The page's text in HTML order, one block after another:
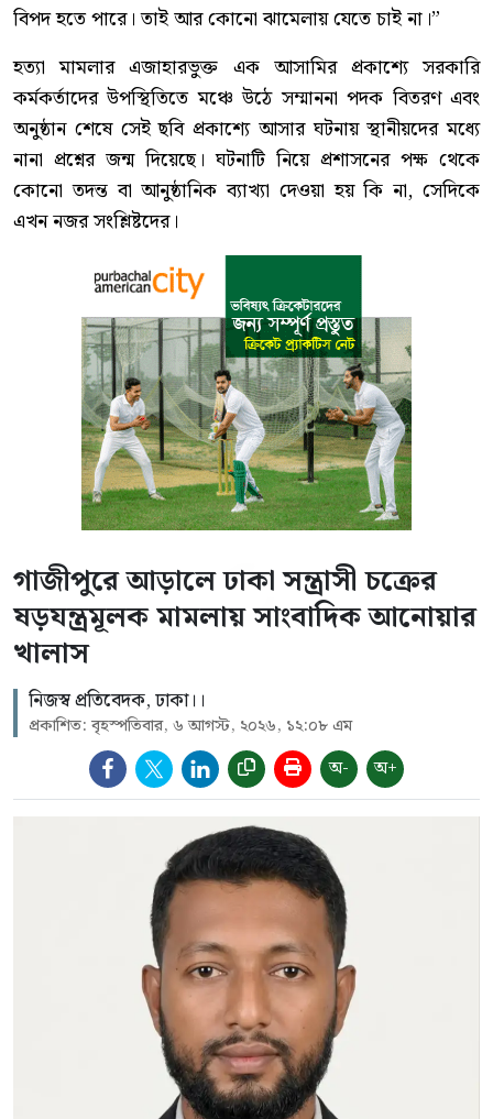
বিপদ হতে পারে। তাই আর কোনো ঝামেলায় যেতে চাই না।”
হত্যা মামলার এজাহারভুক্ত এক আসামির প্রকাশ্যে সরকারি
কর্মকর্তাদের উপস্থিতিতে মঞ্চে উঠে সম্মাননা পদক বিতরণ এবং
অনুষ্ঠান শেষে সেই ছবি প্রকাশ্যে আসার ঘটনায় স্থানীয়দের মধ্যে
নানা প্রশ্নের জন্ম দিয়েছে। ঘটনাটি নিয়ে প্রশাসনের পক্ষ থেকে
কোনো তদন্ত বা আনুষ্ঠানিক ব্যাখ্যা দেওয়া হয় কি না, সেদিকে
এখন নজর সংশ্লিষ্টদের।
গাজীপুরে আড়ালে ঢাকা সন্ত্রাসী চক্রের
ষড়যন্ত্রমূলক মামলায় সাংবাদিক আনোয়ার
খালাস
নিজস্ব প্রতিবেদক, ঢাকা।।
প্রকাশিত: বৃহস্পতিবার, ৬ আগস্ট, ২০২৬, ১২:০৮ এম
অ- অ+